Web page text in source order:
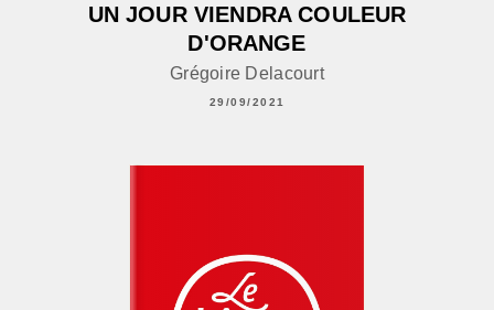
UN JOUR VIENDRA COULEUR
D'ORANGE
Grégoire Delacourt
29/09/2021